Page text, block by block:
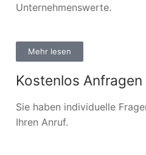
Unternehmenswerte.
Mehr lesen
Kostenlos Anfragen
Sie haben individuelle
Ihren Anruf.